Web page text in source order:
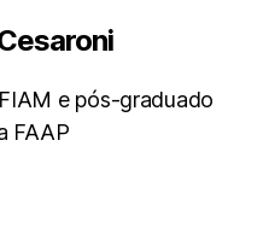
r
e pós-graduado
FAAP